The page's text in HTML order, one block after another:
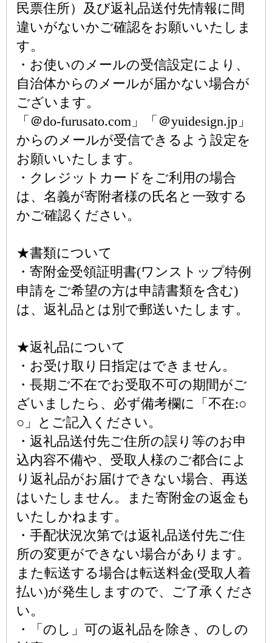
民票住所）及び返礼品送付先情報に間
違いがないかご確認をお願いいたしま
す。
・お使いのメールの受信設定により、
自治体からのメールが届かない場合が
ございます。
「＠do-furusato.com」「＠yuidesign.jp」
からのメールが受信できるよう設定を
お願いいたします。
・クレジットカードをご利用の場合
は、名義が寄附者様の氏名と一致する
かご確認ください。
★書類について
・寄附金受領証明書(ワンストップ特例
申請をご希望の方は申請書類を含む)
は、返礼品とは別で郵送いたします。
★返礼品について
・お受け取り日指定はできません。
・長期ご不在でお受取不可の期間がご
ざいましたら、必ず備考欄に「不在:○
○」とご記入ください。
・返礼品送付先ご住所の誤り等のお申
込内容不備や、受取人様のご都合によ
り返礼品がお届けできない場合、再送
はいたしません。また寄附金の返金も
いたしかねます。
・手配状況次第では返礼品送付先ご住
所の変更ができない場合があります。
また転送する場合は転送料金(受取人着
払い)が発生しますので、ご了承くださ
い。
・「のし」可の返礼品を除き、のしの